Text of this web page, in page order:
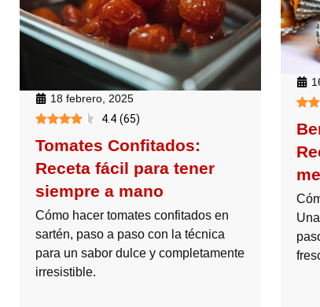
18 febrero, 2025
4.4 (65)
Tomates Confitados:
Receta fácil para tener
siempre a mano
Cómo hacer tomates confitados en
sartén, paso a paso con la técnica
para un sabor dulce y completamente
irresistible.